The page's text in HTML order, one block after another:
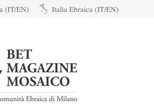
(IT/EN) Italia Ebraica (IT/EN)